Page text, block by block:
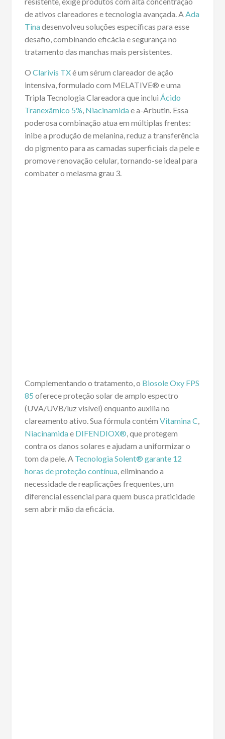
de ativos clareadores e tecnologia avançada. A Ada
Tinadesenvolveu soluções específicas para esse
desafio, combinando eficácia e segurança no
tratamento das manchas mais persistentes.
O Clarivis TXé um sérum clareador de ação
intensiva, formulado com MELATIVE® e uma
Tripla Tecnologia Clareadora que inclui Ácido
Tranexâmico 5% Niacinamidae a-Arbutin. Essa
poderosa combinação atua em múltiplas frentes:
inibe a produção de melanina, reduz a transferência
do pigmento para as camadas superficiais da pele e
promove renovação celular, tornando-se ideal para
combater o melasma grau 3.
Complementando o tratamento, o Biosole Oxy FPS
85 oferece proteção solar de amplo espectro
(UVA/UVB/luz visível) enquanto auxilia no
clareamento ativo. Sua fórmula contém Vitamina C,
Niacinamidae DIFENDIOX®, que protegem
contra os danos solares e ajudam a uniformizar o
tom da pele. A Tecnologia Solent® garante 12
horas de proteção contínua, eliminando a
necessidade de reaplicações frequentes, um
diferencial essencial para quem busca praticidade
sem abrir mão da eficácia.